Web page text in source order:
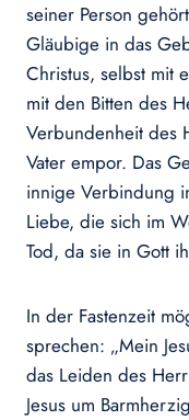
seiner Person
Gläubige in das
Christus, selbst mit
mit den Bitten des
Verbundenheit des
Vater empor. Das
innige Verbindung
Liebe, die sich im
Tod, da sie in Gott
In der Fastenzeit
sprechen: „Mein
das Leiden des
Jesus um